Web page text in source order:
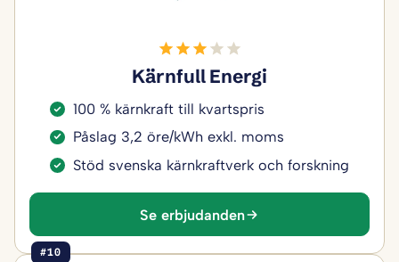
Kärnfull Energi
100 % kärnkraft till kvartspris
Påslag 3,2 öre/kWh exkl. moms
Stöd svenska kärnkraftverk och forskning
Se erbjudanden
#10